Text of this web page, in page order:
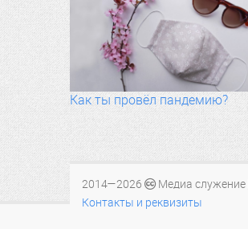
Как ты провёл пандемию?
2014—2026 Медиа служение
Контакты и реквизиты